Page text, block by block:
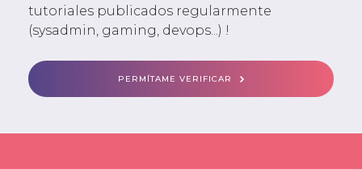
tutoriales publicados regularmente
(sysadmin, gaming, devops...) !
PERMÍTAME VERIFICAR